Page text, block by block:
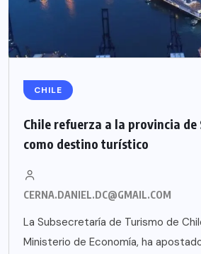
CHILE
Chile refuerza a la provincia de
como destino turístico
CERNA.DANIEL.DC@GMAIL.COM
La Subsecretaría de Turismo de
Ministerio de Economía, ha